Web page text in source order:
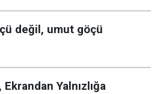
değil, umut göçü
Yalnızlığa